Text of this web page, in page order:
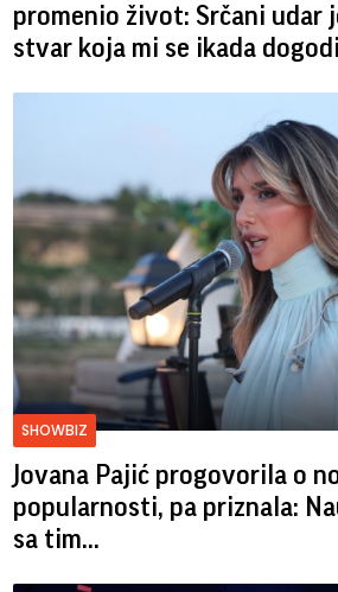
promenio život: Srčani udar
stvar koja mi se ikada
SHOWBIZ
Jovana Pajić progovorila o
popularnosti, pa priznala:
sa tim...